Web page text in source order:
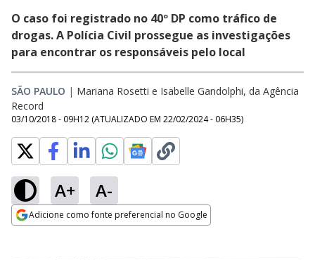
O caso foi registrado no 40º DP como tráfico de
drogas. A Polícia Civil prossegue as investigações
para encontrar os responsáveis pelo local
SÃO PAULO | Mariana Rosetti e Isabelle Gandolphi, da Agência
Record
03/10/2018 - 09H12 (ATUALIZADO EM 22/02/2024 - 06H35)
A+ A-
Adicione como fonte preferencial no Google